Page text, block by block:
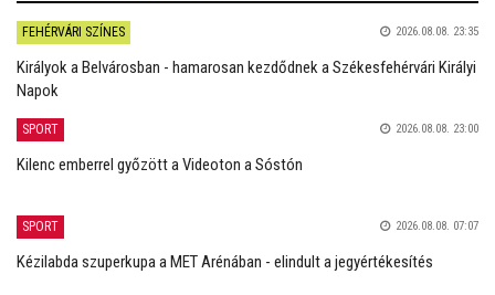
FEHÉRVÁRI SZÍNES 2026.08.08. 23:35
Királyok a Belvárosban - hamarosan kezdődnek a Székesfehérvári Királyi
Napok
SPORT 2026.08.08. 23:00
Kilenc emberrel győzött a Videoton a Sóstón
SPORT 2026.08.08. 07:07
Kézilabda szuperkupa a MET Arénában - elindult a jegyértékesítés